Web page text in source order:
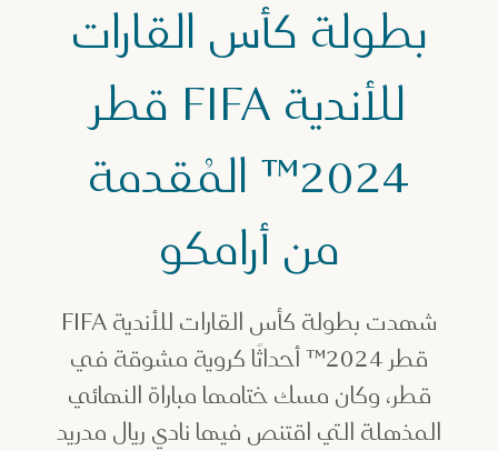
الرياضة في قطربطولة كأس القارات
للأندية FIFA قطر
2024™ المُقدمة
من أرامكو
شهدت بطولة كأس القارات للأندية FIFA
قطر 2024™ أحداثًا كروية مشوقة في
قطر، وكان مسك ختامها مباراة النهائي
المذهلة التي اقتنص فيها نادي ريال مدريد